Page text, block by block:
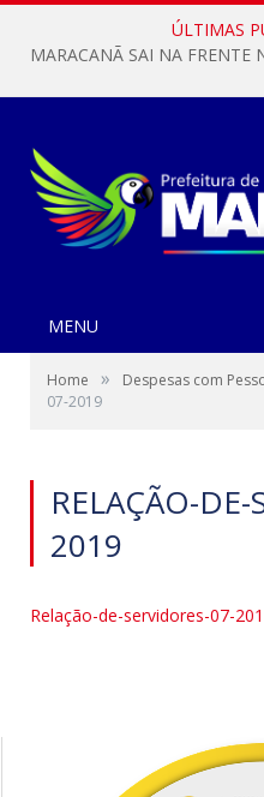
ÚLTIMAS
MENU
Home » Despesas com
07-2019
RELAÇÃO-
2019
Relação-de-servidores-07-